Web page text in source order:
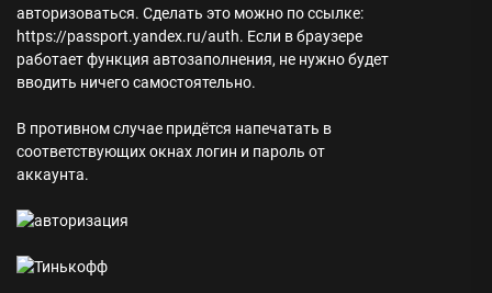
авторизоваться. Сделать это можно по ссылке:
https://passport.yandex.ru/auth. Если в браузере
работает функция автозаполнения, не нужно будет
вводить ничего самостоятельно.
В противном случае придётся напечатать в
соответствующих окнах логин и пароль от
аккаунта.